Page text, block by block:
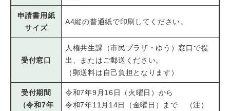
申請書用紙
サイズ
A4縦の普通紙で印刷してください。
受付窓口
人権共生課（市民プラザ・ゆう）窓口で提
出、またはご郵送ください。
（郵送料は自己負担となります）
受付期間
（令和7年
令和7年9月16日（火曜日）から
令和7年11月14日（金曜日）まで （注）